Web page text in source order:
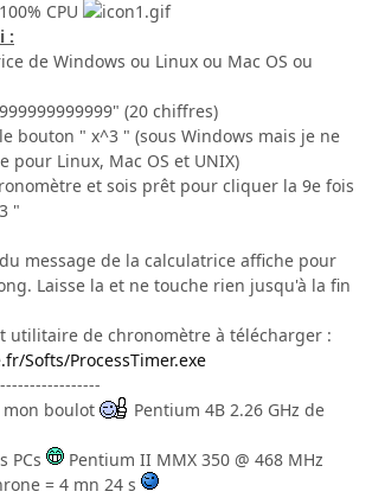
CPU
:
de Windows ou Linux ou Mac OS ou
(20 chiffres)
bouton " x^3 " (sous Windows mais je ne
pour Linux, Mac OS et UNIX)
et sois prêt pour cliquer la 9e fois
"
message de la calculatrice affiche pour
Laisse la et ne touche rien jusqu'à la fin
utilitaire de chronomètre à télécharger :
Softs/ProcessTimer.exe
mon boulot
Pentium 4B 2.26 GHz de
PCs
Pentium II MMX 350 @ 468 MHz
= 4 mn 24 s